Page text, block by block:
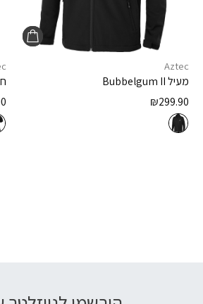
Aztec
מעילBubbelgum II
₪299.90